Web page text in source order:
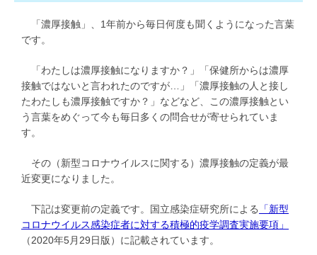
「濃厚接触」、1年前から毎日何度も聞くようになった言葉
です。
「わたしは濃厚接触になりますか？」「保健所からは濃厚
接触ではないと言われたのですが…」「濃厚接触の人と接し
たわたしも濃厚接触ですか？」などなど、この濃厚接触とい
う言葉をめぐって今も毎日多くの問合せが寄せられていま
す。
その（新型コロナウイルスに関する）濃厚接触の定義が最
近変更になりました。
下記は変更前の定義です。国立感染症研究所による
「新型
コロナウイルス感染症者に対する積極的疫学調査実施要項」
（2020年5月29日版）に記載されています。